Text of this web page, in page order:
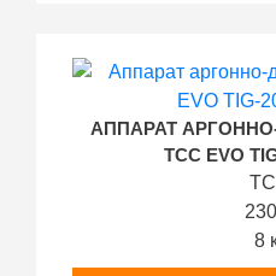
АППАРАТ
ТСС EVO
8